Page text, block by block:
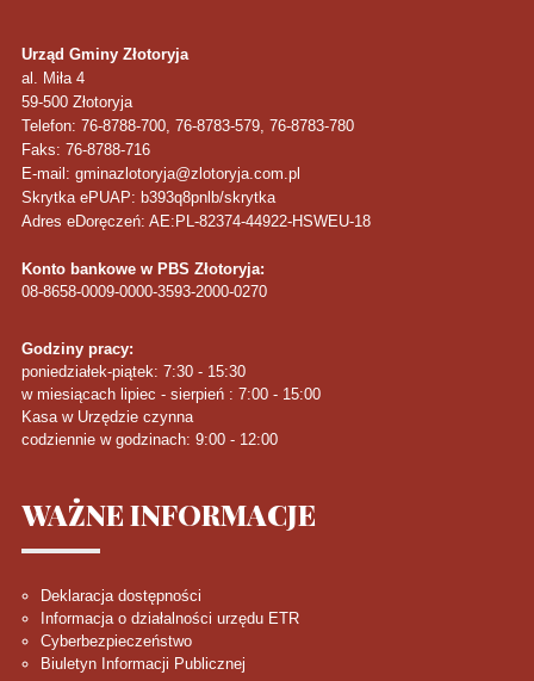
Urząd Gminy Złotoryja
al. Miła 4
59-500 Złotoryja
Telefon: 76-8788-700, 76-8783-579, 76-8783-780
Faks: 76-8788-716
E-mail: gminazlotoryja@zlotoryja.com.pl
Skrytka ePUAP: b393q8pnlb/skrytka
Adres eDoręczeń: AE:PL-82374-44922-HSWEU-18
Konto bankowe w PBS Złotoryja:
08-8658-0009-0000-3593-2000-0270
Godziny pracy:
poniedziałek-piątek: 7:30 - 15:30
w miesiącach lipiec - sierpień : 7:00 - 15:00
Kasa w Urzędzie czynna
codziennie w godzinach: 9:00 - 12:00
WAŻNEINFORMACJE
Deklaracja dostępności
Informacja o działalności urzędu ETR
Cyberbezpieczeństwo
Biuletyn Informacji Publicznej